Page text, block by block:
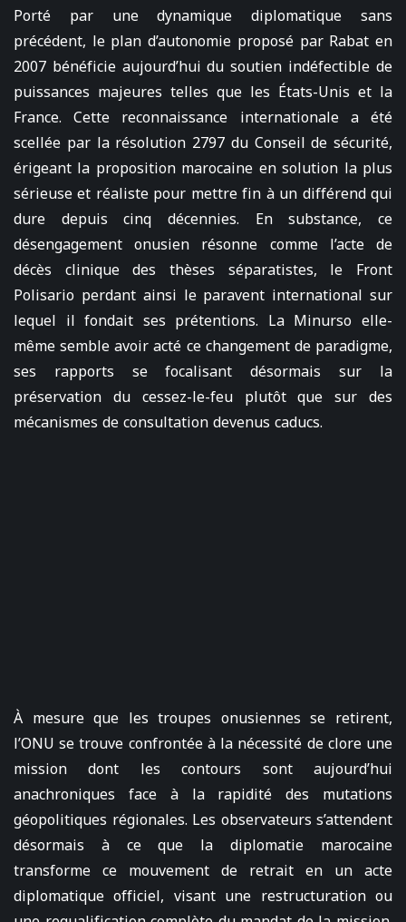
Porté par une dynamique diplomatique sans
précédent, le plan d’autonomie proposé par Rabat en
2007 bénéficie aujourd’hui du soutien indéfectible de
puissances majeures telles que les États-Unis et la
France. Cette reconnaissance internationale a été
scellée par la résolution 2797 du Conseil de sécurité,
érigeant la proposition marocaine en solution la plus
sérieuse et réaliste pour mettre fin à un différend qui
dure depuis cinq décennies. En substance, ce
désengagement onusien résonne comme l’acte de
décès clinique des thèses séparatistes, le Front
Polisario perdant ainsi le paravent international sur
lequel il fondait ses prétentions. La Minurso elle-
même semble avoir acté ce changement de paradigme,
ses rapports se focalisant désormais sur la
préservation du cessez-le-feu plutôt que sur des
mécanismes de consultation devenus caducs.
À mesure que les troupes onusiennes se retirent,
l’ONU se trouve confrontée à la nécessité de clore une
mission dont les contours sont aujourd’hui
anachroniques face à la rapidité des mutations
géopolitiques régionales. Les observateurs s’attendent
désormais à ce que la diplomatie marocaine
transforme ce mouvement de retrait en un acte
diplomatique officiel, visant une restructuration ou